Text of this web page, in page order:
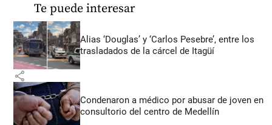
Te puede interesar
Alias ‘Douglas’ y ‘Carlos Pesebre’, entre los
trasladados de la cárcel de Itagüí
share
Condenaron a médico por abusar de joven en
consultorio del centro de Medellín